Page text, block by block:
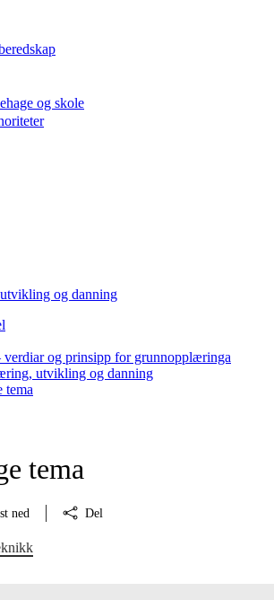
og skole
og danning
verdiar og prinsipp for grunnopplæringa
utvikling og danning
tema
tema
ned Del